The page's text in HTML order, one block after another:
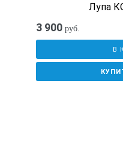
Лупа
3 900 руб.
В